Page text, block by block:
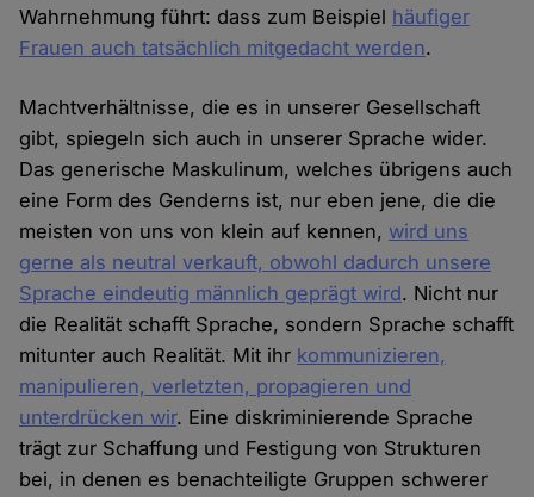
Wahrnehmung führt: dass zum Beispiel häufiger
Frauen auch tatsächlich mitgedacht werden.
Machtverhältnisse, die es in unserer Gesellschaft
gibt, spiegeln sich auch in unserer Sprache wider.
Das generische Maskulinum, welches übrigens auch
eine Form des Genderns ist, nur eben jene, die die
meisten von uns von klein auf kennen, wird uns
gerne als neutral verkauft, obwohl dadurch unsere
Sprache eindeutig männlich geprägt wird. Nicht nur
die Realität schafft Sprache, sondern Sprache schafft
mitunter auch Realität. Mit ihr kommunizieren,
manipulieren, verletzten, propagieren und
unterdrücken wir. Eine diskriminierende Sprache
trägt zur Schaffung und Festigung von Strukturen
bei, in denen es benachteiligte Gruppen schwerer